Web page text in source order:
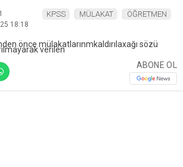
18:18
KPSS MÜLAKAT ÖĞRETMEN
ABONE OL